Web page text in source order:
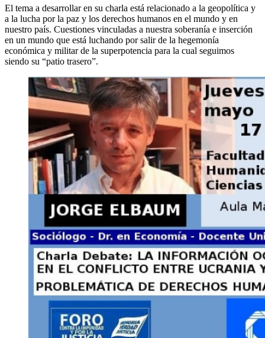
El tema a desarrollar en su charla está relacionado a la geopolítica y
a la lucha por la paz y los derechos humanos en el mundo y en
nuestro país. Cuestiones vinculadas a nuestra soberanía e inserción
en un mundo que está luchando por salir de la hegemonía
económica y militar de la superpotencia para la cual seguimos
siendo su “patio trasero”.